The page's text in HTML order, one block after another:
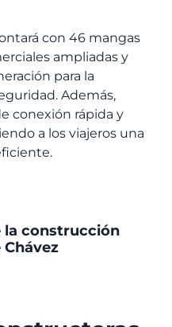
con 46 mangas
ampliadas y
para la
Además,
conexión rápida y
a los viajeros una
la construcción